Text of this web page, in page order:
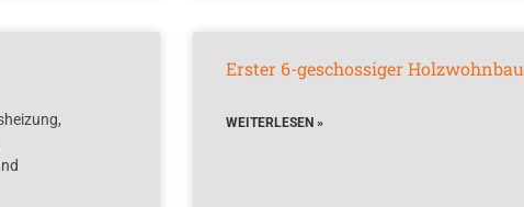
Erster 6-geschossiger Holzwohnbau
WEITERLESEN »